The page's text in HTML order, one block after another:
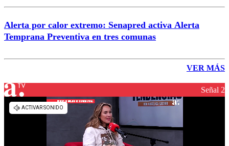
Alerta por calor extremo: Senapred activa Alerta
Temprana Preventiva en tres comunas
VER MÁS
Señal 2